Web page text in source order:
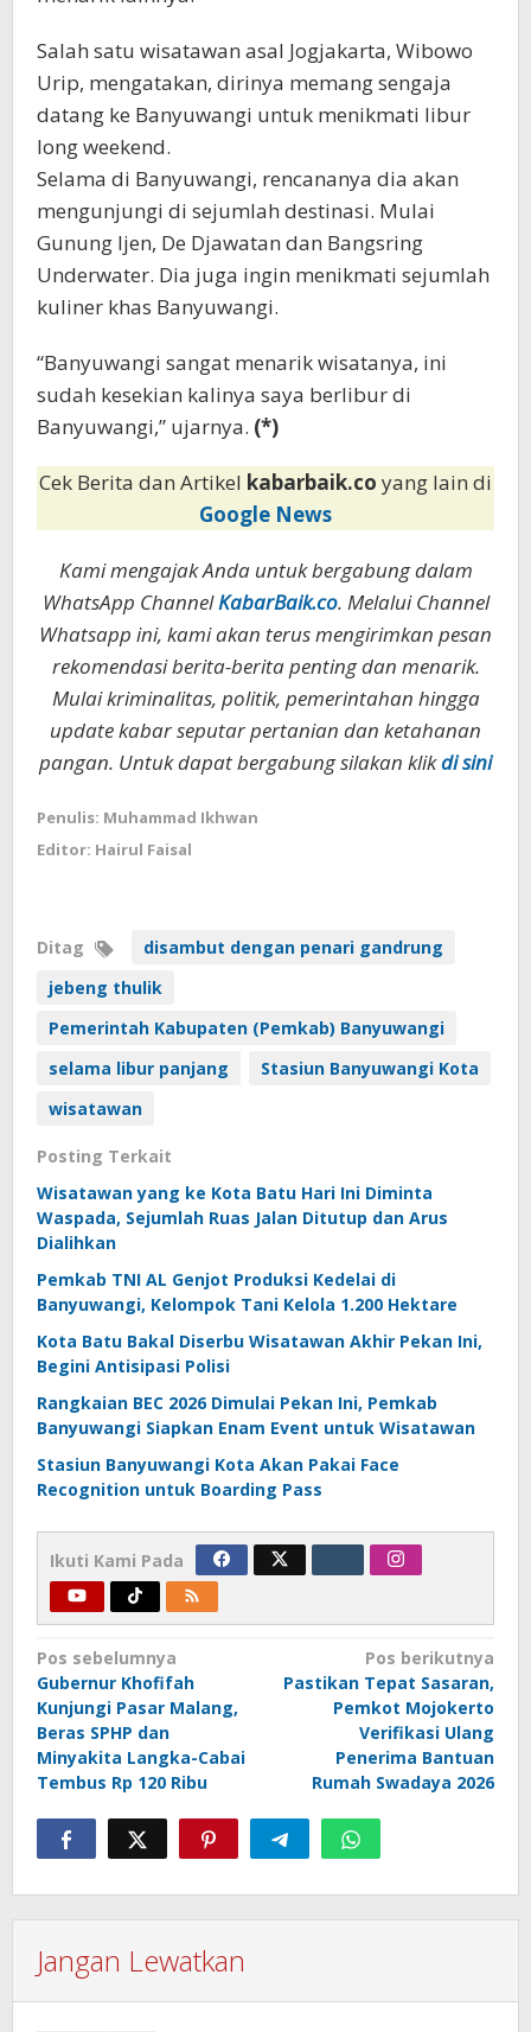
Salah satu wisatawan asal Jogjakarta, Wibowo
Urip, mengatakan, dirinya memang sengaja
datang ke Banyuwangi untuk menikmati libur
long weekend.
Selama di Banyuwangi, rencananya dia akan
mengunjungi di sejumlah destinasi. Mulai
Gunung Ijen, De Djawatan dan Bangsring
Underwater. Dia juga ingin menikmati sejumlah
kuliner khas Banyuwangi.
“Banyuwangi sangat menarik wisatanya, ini
sudah kesekian kalinya saya berlibur di
Banyuwangi,” ujarnya. (*)
Cek Berita dan Artikel kabarbaik.co yang lain di
Google News
Kami mengajak Anda untuk bergabung dalam
WhatsApp ChannelKabarBaik.co. Melalui Channel
Whatsapp ini, kami akan terus mengirimkan pesan
rekomendasi berita-berita penting dan menarik.
Mulai kriminalitas, politik, pemerintahan hingga
update kabar seputar pertanian dan ketahanan
pangan. Untuk dapat bergabung silakan klikdi sini
Penulis: Muhammad Ikhwan
Editor: Hairul Faisal
Ditag
disambut dengan penari gandrung
jebeng thulik
Pemerintah Kabupaten (Pemkab) Banyuwangi
selama libur panjang
Stasiun Banyuwangi Kota
wisatawan
Posting Terkait
Wisatawan yang ke Kota Batu Hari Ini Diminta
Waspada, Sejumlah Ruas Jalan Ditutup dan Arus
Dialihkan
Pemkab TNI AL Genjot Produksi Kedelai di
Banyuwangi, Kelompok Tani Kelola 1.200 Hektare
Kota Batu Bakal Diserbu Wisatawan Akhir Pekan Ini,
Begini Antisipasi Polisi
Rangkaian BEC 2026 Dimulai Pekan Ini, Pemkab
Banyuwangi Siapkan Enam Event untuk Wisatawan
Stasiun Banyuwangi Kota Akan Pakai Face
Recognition untuk Boarding Pass
Ikuti Kami Pada
Navigasi
pos
Pos sebelumnya
Gubernur Khofifah
Kunjungi Pasar Malang,
Beras SPHP dan
Minyakita Langka-Cabai
Tembus Rp 120 Ribu
Pos berikutnya
Pastikan Tepat Sasaran,
Pemkot Mojokerto
Verifikasi Ulang
Penerima Bantuan
Rumah Swadaya 2026
Jangan Lewatkan